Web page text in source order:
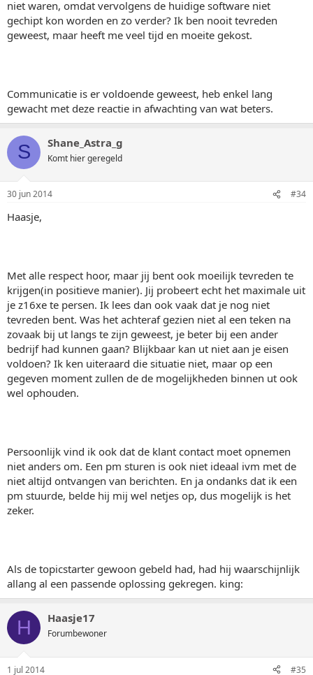
niet waren, omdat vervolgens de huidige software niet
gechipt kon worden en zo verder? Ik ben nooit tevreden
geweest, maar heeft me veel tijd en moeite gekost.
Communicatie is er voldoende geweest, heb enkel lang
gewacht met deze reactie in afwachting van wat beters.
S Shane_Astra_g
Komt hier geregeld
30 jun 2014 #34
Haasje,
Met alle respect hoor, maar jij bent ook moeilijk tevreden te
krijgen(in positieve manier). Jij probeert echt het maximale uit
je z16xe te persen. Ik lees dan ook vaak dat je nog niet
tevreden bent. Was het achteraf gezien niet al een teken na
zovaak bij ut langs te zijn geweest, je beter bij een ander
bedrijf had kunnen gaan? Blijkbaar kan ut niet aan je eisen
voldoen? Ik ken uiteraard die situatie niet, maar op een
gegeven moment zullen de de mogelijkheden binnen ut ook
wel ophouden.
Persoonlijk vind ik ook dat de klant contact moet opnemen
niet anders om. Een pm sturen is ook niet ideaal ivm met de
niet altijd ontvangen van berichten. En ja ondanks dat ik een
pm stuurde, belde hij mij wel netjes op, dus mogelijk is het
zeker.
Als de topicstarter gewoon gebeld had, had hij waarschijnlijk
allang al een passende oplossing gekregen. king:
H Haasje17
Forumbewoner
1 jul 2014 #35